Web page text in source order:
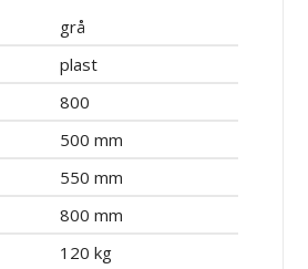
grå
plast
800
500 mm
550 mm
800 mm
120 kg